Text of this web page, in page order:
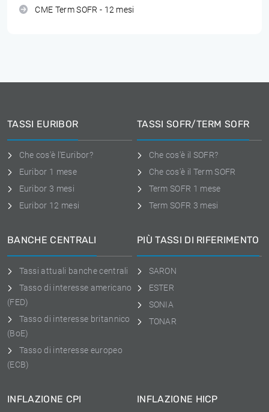
CME Term SOFR - 12 mesi
TASSI EURIBOR
Che cos'è l'Euribor?
Euribor 1 mese
Euribor 3 mesi
Euribor 12 mesi
TASSI SOFR/TERM SOFR
Che cos'è il SOFR?
Che cos'è il Term SOFR
Term SOFR 1 mese
Term SOFR 3 mesi
BANCHE CENTRALI
Tassi attuali banche centrali
Tasso di interesse americano
(FED)
Tasso di interesse britannico
(BoE)
Tasso di interesse europeo
(ECB)
PIÙ TASSI DI RIFERIMENTO
SARON
ESTER
SONIA
TONAR
INFLAZIONE CPI INFLAZIONE HICP